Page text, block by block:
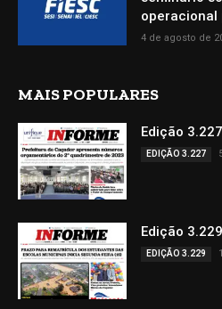
operacional
4 de agosto de
MAIS POPULARES
Edição 3.227
EDIÇÃO 3.227
Edição 3.229
EDIÇÃO 3.229